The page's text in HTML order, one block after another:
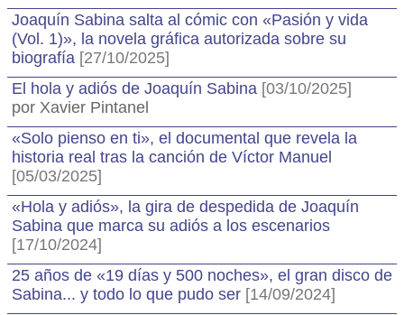
Joaquín Sabina salta al cómic con «Pasión y vida
(Vol. 1)», la novela gráfica autorizada sobre su
biografía [27/10/2025]
El hola y adiós de Joaquín Sabina [03/10/2025]
por Xavier Pintanel
«Solo pienso en ti», el documental que revela la
historia real tras la canción de Víctor Manuel
[05/03/2025]
«Hola y adiós», la gira de despedida de Joaquín
Sabina que marca su adiós a los escenarios
[17/10/2024]
25 años de «19 días y 500 noches», el gran disco de
Sabina... y todo lo que pudo ser [14/09/2024]